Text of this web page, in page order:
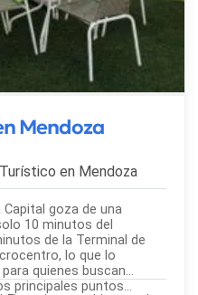
Mendoza
en Mendoza
goza de una
10 minutos del
de la Terminal de
lo que lo
quienes buscan
principales puntos...